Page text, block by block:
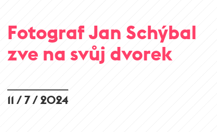
Fotograf Jan Schýbal
zve na svůj dvorek
11 / 7 / 2024